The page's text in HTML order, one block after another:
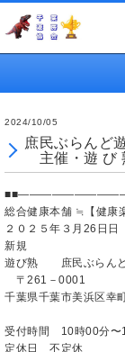
2024/10/05
庶民ぶらんど
主催・遊
総合健康本舗 ≒【健康
２０２５年３月26日日
新規
遊び熟 庶民ぶらん
〒261－0001
千葉県千葉市美浜区幸
受付時間 10時00分〜
定休日 不定休